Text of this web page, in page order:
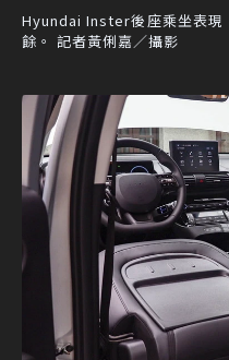
Hyundai Inster後座乘坐表現
餘。 記者黃俐嘉／攝影